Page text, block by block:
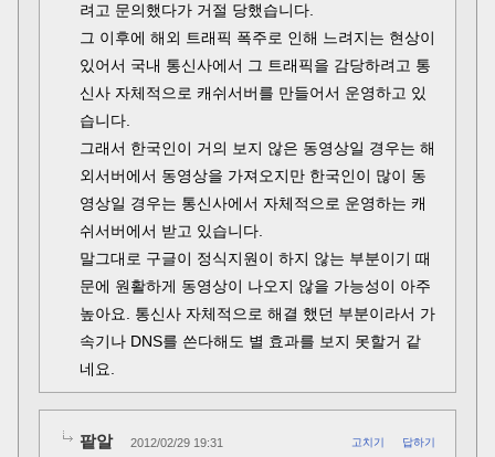
려고 문의했다가 거절 당했습니다.
그 이후에 해외 트래픽 폭주로 인해 느려지는 현상이
있어서 국내 통신사에서 그 트래픽을 감당하려고 통
신사 자체적으로 캐쉬서버를 만들어서 운영하고 있
습니다.
그래서 한국인이 거의 보지 않은 동영상일 경우는 해
외서버에서 동영상을 가져오지만 한국인이 많이 동
영상일 경우는 통신사에서 자체적으로 운영하는 캐
쉬서버에서 받고 있습니다.
말그대로 구글이 정식지원이 하지 않는 부분이기 때
문에 원활하게 동영상이 나오지 않을 가능성이 아주
높아요. 통신사 자체적으로 해결 했던 부분이라서 가
속기나 DNS를 쓴다해도 별 효과를 보지 못할거 같
네요.
팥알 2012/02/29 19:31 고치기 답하기